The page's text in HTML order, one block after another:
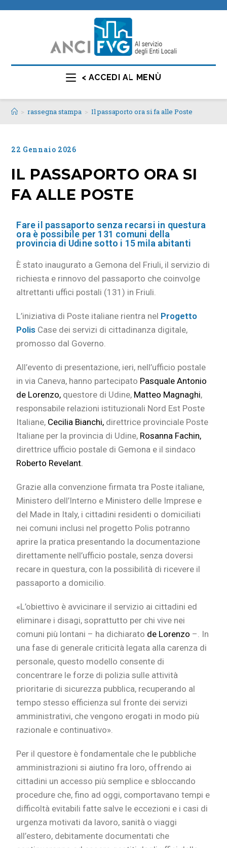
< ACCEDI AL MENÙ
> rassegna stampa > Il passaporto ora si fa alle Poste
22 Gennaio 2026
IL PASSAPORTO ORA SI
FA ALLE POSTE
Fare il passaporto senza recarsi in questura
ora è possibile per 131 comuni della
provincia di Udine sotto i 15 mila abitanti
È stato inaugurato a Gemona del Friuli, il servizio di
richiesta e rinnovo del passaporto che coinvolge
altrettanti uffici postali (131) in Friuli.
L’iniziativa di Poste italiane rientra nel Progetto
Polis Case dei servizi di cittadinanza digitale,
promosso dal Governo.
All’evento di presentazione, ieri, nell’ufficio postale
in via Caneva, hanno partecipato Pasquale Antonio
de Lorenzo, questore di Udine, Matteo Magnaghi,
responsabile relazioni istituzionali Nord Est Poste
Italiane, Cecilia Bianchi, direttrice provinciale Poste
Italiane per la provincia di Udine, Rosanna Fachin,
direttrice ufficio postale di Gemona e il sindaco
Roberto Revelant.
Grazie alla convenzione firmata tra Poste italiane,
Ministero dell’Interno e Ministero delle Imprese e
del Made in Italy, i cittadini residenti o domiciliati
nei comuni inclusi nel progetto Polis potranno
aprire la pratica presentando la documentazione
direttamente nell’ufficio postale, senza doversi
recare in questura, con la possibilità di ricevere il
passaporto a domicilio.
«L’obiettivo è avvicinare il servizio ai cittadini ed
eliminare i disagi, soprattutto per chi vive nei
comuni più lontani – ha dichiarato de Lorenzo –. In
una fase di generale criticità legata alla carenza di
personale, questo modello consente di
concentrare le forze di polizia sulle attività
prioritarie di sicurezza pubblica, recuperando al
tempo stesso efficienza sul fronte dei servizi
amministrativi, che vengono erogati in modo più
razionale e continuativo».
Per il questore è fondamentale che le pubbliche
amministrazioni si aiutino fra loro, offrendo ai
cittadini un accesso più semplice e sbloccando
procedure che, fino ad oggi, comportavano tempi e
difficoltà evitabili fatte salve le eccezioni e i casi di
urgenza motivati da lavoro, sanità o viaggi
all’estero, debitamente documentati che